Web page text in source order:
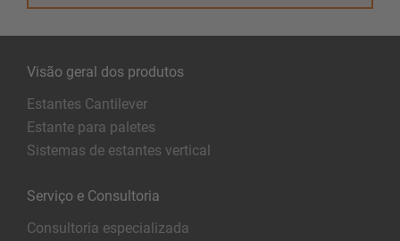
Visão geral dos produtos
Estantes Cantilever
Estante para paletes
Sistemas de estantes vertical
Serviço e Consultoria
Consultoria especializada